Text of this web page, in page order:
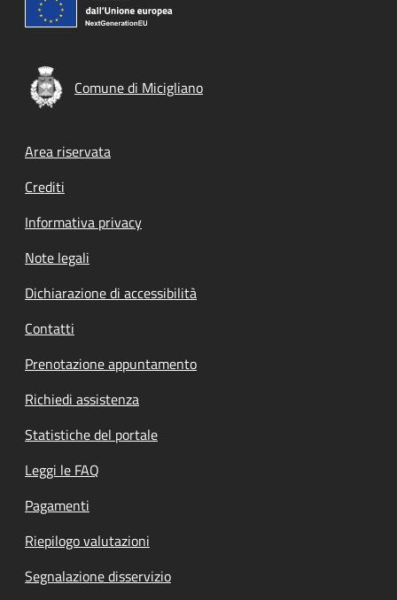
Comune di Micigliano
Footer menu
Area riservata
Crediti
Informativa privacy
Note legali
Dichiarazione di accessibilità
Contatti
Prenotazione appuntamento
Richiedi assistenza
Statistiche del portale
Leggi le FAQ
Pagamenti
Riepilogo valutazioni
Segnalazione disservizio